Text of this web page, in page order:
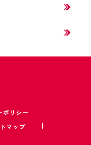
ポリシー
マップ